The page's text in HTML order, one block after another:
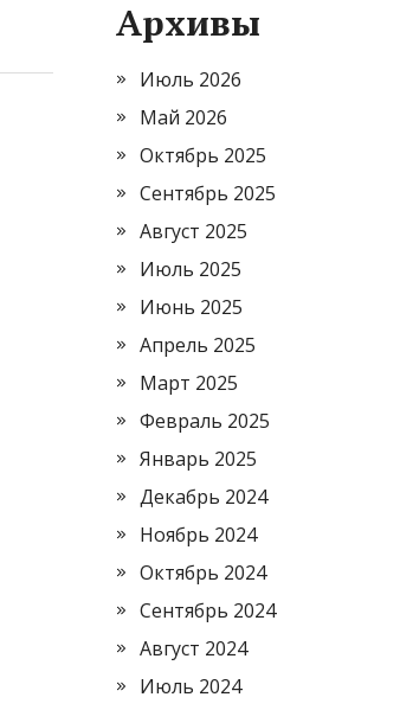
Архивы
Июль 2026
Май 2026
Октябрь 2025
Сентябрь 2025
Август 2025
Июль 2025
Июнь 2025
Апрель 2025
Март 2025
Февраль 2025
Январь 2025
Декабрь 2024
Ноябрь 2024
Октябрь 2024
Сентябрь 2024
Август 2024
Июль 2024